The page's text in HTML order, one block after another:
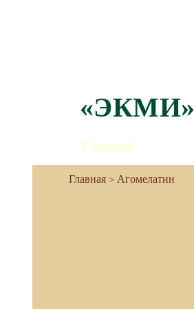
«ЭКМИ»
Главная
Агомелатин